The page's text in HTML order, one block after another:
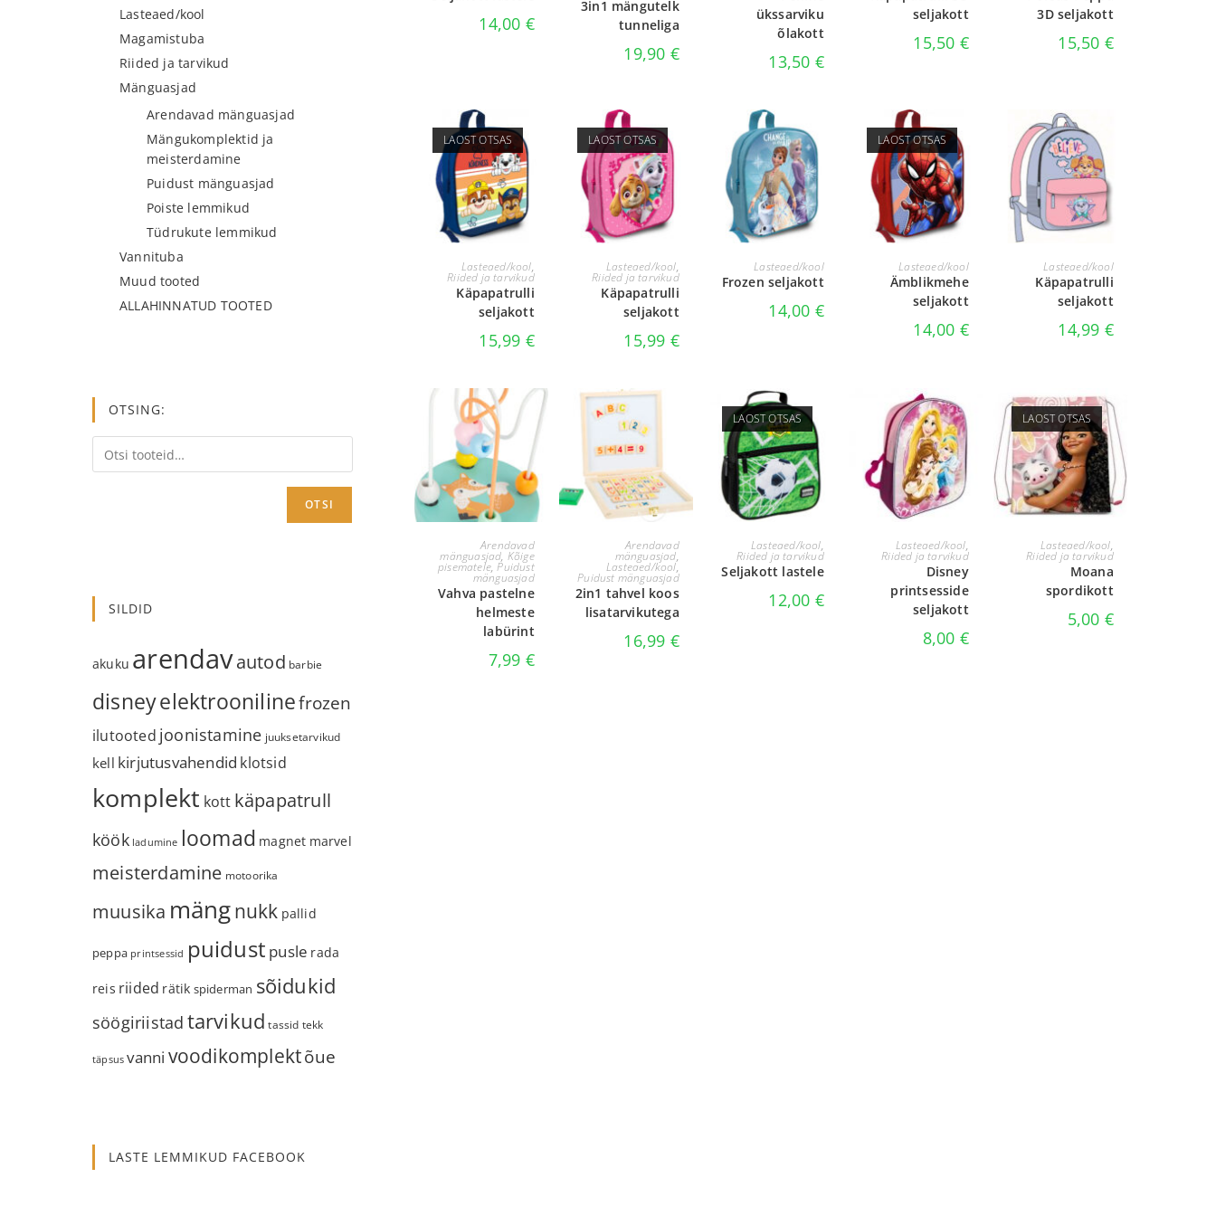
14,00 €
3in1 mängutelk
tunneliga
19,90 €
ükssarviku
õlakott
13,50 €
seljakott
15,50 €
3D seljakott
15,50 €
LAOST OTSAS
LOE EDASI
Lasteaed/kool,
Riided ja tarvikud
Käpapatrulli
seljakott
15,99 €
LAOST OTSAS
LOE EDASI
Lasteaed/kool,
Riided ja tarvikud
Käpapatrulli
seljakott
15,99 €
LISA KORVI
Lasteaed/kool
Frozen seljakott
14,00 €
LAOST OTSAS
LOE EDASI
Lasteaed/kool
Ämblikmehe
seljakott
14,00 €
LISA KORVI
Lasteaed/kool
Käpapatrulli
seljakott
14,99 €
LISA KORVI
Arendavad
mänguasjad, Kõige
pisematele,Puidust
mänguasjad
Vahva pastelne
helmeste
labürint
7,99 €
LISA KORVI
Arendavad
mänguasjad,
Lasteaed/kool,
Puidust mänguasjad
2in1 tahvel koos
lisatarvikutega
16,99 €
LAOST OTSAS
LOE EDASI
Lasteaed/kool,
Riided ja tarvikud
Seljakott lastele
12,00 €
LISA KORVI
Lasteaed/kool,
Riided ja tarvikud
Disney
printsesside
seljakott
8,00 €
LAOST OTSAS
LOE EDASI
Lasteaed/kool,
Riided ja tarvikud
Moana
spordikott
5,00 €
Lasteaed/kool
Magamistuba
Riided ja tarvikud
Mänguasjad
Arendavad mänguasjad
Mängukomplektid ja
meisterdamine
Puidust mänguasjad
Poiste lemmikud
Tüdrukute lemmikud
Vannituba
Muud tooted
ALLAHINNATUD TOOTED
OTSING:
OTSI
SILDID
akuku arendavautod barbie
disneyelektroonilinefrozen
ilutooted joonistamine juuksetarvikud
kell kirjutusvahendid klotsid
komplekt kott käpapatrull
köök ladumine loomad magnet marvel
meisterdamine motoorika
muusika mängnukk pallid
peppa printsessid puidust pusle rada
reis riided rätik spiderman sõidukid
söögiriistad tarvikud tassid tekk
täpsus vanni voodikomplektõue
LASTE LEMMIKUD FACEBOOK